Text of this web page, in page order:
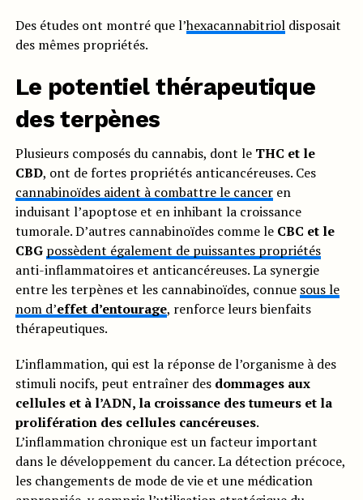
Des études ont montré que l’hexacannabitrioldisposait
des mêmes propriétés.
Le potentiel thérapeutique
des terpènes
Plusieurs composés du cannabis, dont le THC et le
CBD, ont de fortes propriétés anticancéreuses. Ces
cannabinoïdes aident à combattre le canceren
induisant l’apoptose et en inhibant la croissance
tumorale. D’autres cannabinoïdes comme le CBC et le
CBG possèdent également de puissantes propriétés
anti-inflammatoires et anticancéreuses. La synergie
entre les terpènes et les cannabinoïdes, connue sous le
nom d’effet d’entourage, renforce leurs bienfaits
thérapeutiques.
L’inflammation, qui est la réponse de l’organisme à des
stimuli nocifs, peut entraîner des dommages aux
cellules et à l’ADN, la croissance des tumeurs et la
prolifération des cellules cancéreuses.
L’inflammation chronique est un facteur important
dans le développement du cancer. La détection précoce,
les changements de mode de vie et une médication